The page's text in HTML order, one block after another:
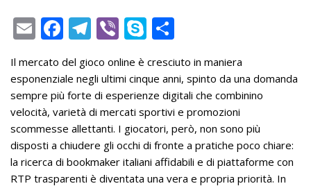
E
ai
l
F
ac
e
b
o
o
k
T
e
gr
a
m
Vi
b
er
S
y
p
e
ar
e
Il mercato del gioco online è cresciuto in maniera
esponenziale negli ultimi cinque anni, spinto da una domanda
sempre più forte di esperienze digitali che combinino
velocità, varietà di mercati sportivi e promozioni
scommesse allettanti. I giocatori, però, non sono più
disposti a chiudere gli occhi di fronte a pratiche poco chiare:
la ricerca di bookmaker italiani affidabili e di piattaforme con
RTP trasparenti è diventata una vera e propria priorità. In